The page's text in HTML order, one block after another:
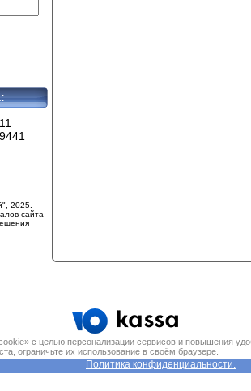
2025.
сайта
с целью персонализации сервисов и повышения
ограничьте их использование в своём браузере.
Политика конфиденциальности.